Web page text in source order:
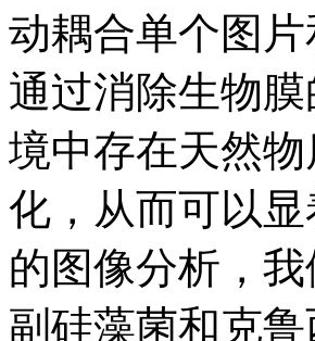
动耦合单个图
通过消除生物
境中存在天然
化，从而可以
的图像分析，
副硅藻菌和克